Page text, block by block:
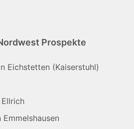
Prospekte
Eichstetten (Kaiserstuhl)